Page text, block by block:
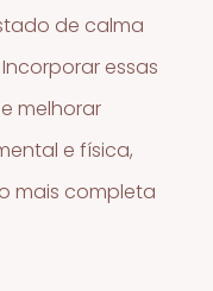
de calma
essas
melhorar
e física,
mais completa